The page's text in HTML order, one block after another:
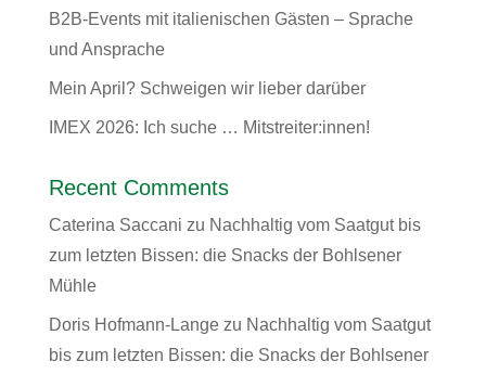
B2B-Events mit italienischen Gästen – Sprache
und Ansprache
Mein April? Schweigen wir lieber darüber
IMEX 2026: Ich suche … Mitstreiter:innen!
Recent Comments
Caterina Saccani zu Nachhaltig vom Saatgut bis
zum letzten Bissen: die Snacks der Bohlsener
Mühle
Doris Hofmann-Langezu Nachhaltig vom Saatgut
bis zum letzten Bissen: die Snacks der Bohlsener